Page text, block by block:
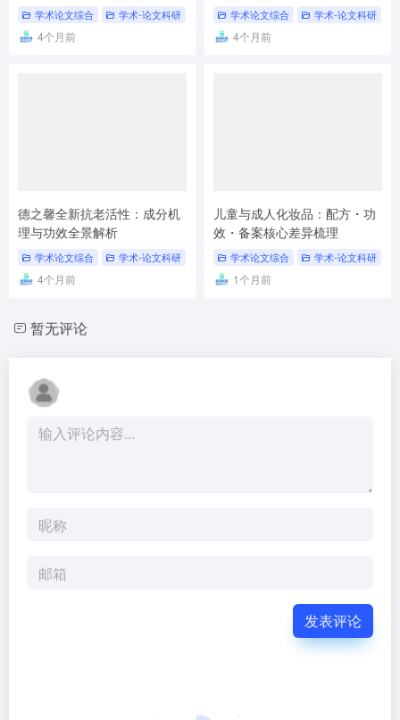
学术论文综合 学术-论文科研 # 论文科研 # 学术分享
4个月前
学术论文综合 学术-论文科研
4个月前
德之馨全新抗老活性：成分机
理与功效全景解析
学术论文综合 学术-论文科研 # 论文科研 # 学术分享
4个月前
儿童与成人化妆品：配方・功
效・备案核心差异梳理
学术论文综合 学术-论文科研
1个月前
暂无评论
发表评论